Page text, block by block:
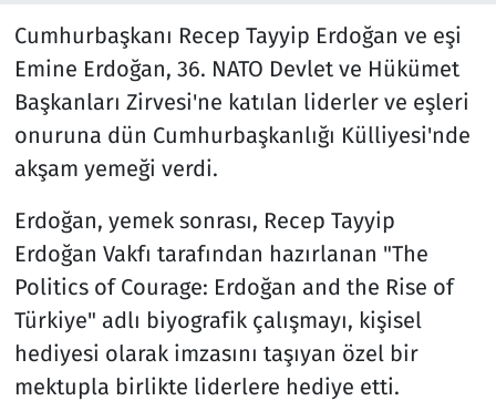
Cumhurbaşkanı Recep Tayyip Erdoğan ve eşi
Emine Erdoğan, 36. NATO Devlet ve Hükümet
Başkanları Zirvesi'ne katılan liderler ve eşleri
onuruna dün Cumhurbaşkanlığı Külliyesi'nde
akşam yemeği verdi.
Erdoğan, yemek sonrası, Recep Tayyip
Erdoğan Vakfı tarafından hazırlanan "The
Politics of Courage: Erdoğan and the Rise of
Türkiye" adlı biyografik çalışmayı, kişisel
hediyesi olarak imzasını taşıyan özel bir
mektupla birlikte liderlere hediye etti.
Televizyon